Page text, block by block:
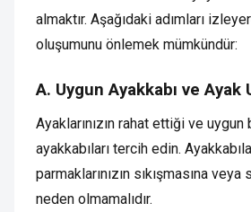
almaktır. Aşağıdaki adımları
oluşumunu önlemek mümkündür:
A. Uygun Ayakkabı ve Ayak
Ayaklarınızın rahat ettiği ve
ayakkabıları tercih edin.
parmaklarınızın sıkışmasına
neden olmamalıdır.